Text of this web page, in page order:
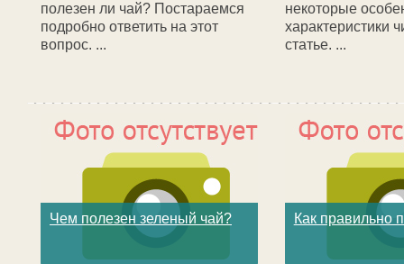
полезен ли чай? Постараемся
подробно ответить на этот
вопрос. ...
некоторые
характеристики
статье. ...
Чем полезен зеленый чай? Как правильно